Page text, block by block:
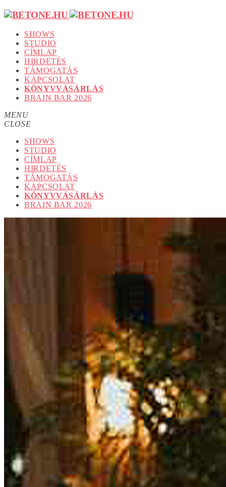
SHOWS
STUDIO
CÍMLAP
HIRDETÉS
TÁMOGATÁS
KAPCSOLAT
KÖNYVVÁSÁRLÁS
BRAIN BAR 2026
MENU
CLOSE
SHOWS
STUDIO
CÍMLAP
HIRDETÉS
TÁMOGATÁS
KAPCSOLAT
KÖNYVVÁSÁRLÁS
BRAIN BAR 2026